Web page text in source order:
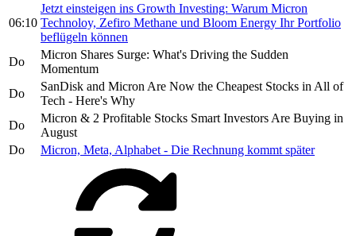
06:10
Jetzt einsteigen ins Growth Investing: Warum Micron
Technoloy, Zefiro Methane und Bloom Energy Ihr Portfolio
beflügeln können
Do
Micron Shares Surge: What's Driving the Sudden
Momentum
Do
SanDisk and Micron Are Now the Cheapest Stocks in All of
Tech - Here's Why
Do
Micron & 2 Profitable Stocks Smart Investors Are Buying in
August
Do
Micron, Meta, Alphabet - Die Rechnung kommt später